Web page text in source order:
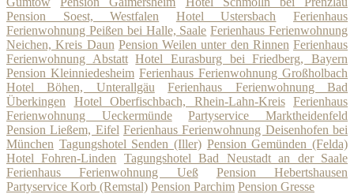
Pension Soest, Westfalen
Hotel Ustersbach
Ferienhaus
Ferienwohnung Peißen bei Halle, Saale Ferienhaus Ferienwohnung
Neichen, Kreis Daun Pension Weilen unter den Rinnen Ferienhaus
Ferienwohnung Abstatt Hotel Eurasburg bei Friedberg, Bayern
Pension Kleinniedesheim Ferienhaus Ferienwohnung Großholbach
Hotel Böhen, Unterallgäu
Ferienhaus Ferienwohnung Bad
Überkingen
Hotel Oberfischbach, Rhein-Lahn-Kreis
Ferienhaus
Ferienwohnung Ueckermünde
Partyservice Marktheidenfeld
Pension Ließem, Eifel Ferienhaus Ferienwohnung Deisenhofen bei
München Tagungshotel Senden (Iller) Pension Gemünden (Felda)
Hotel Fohren-Linden
Tagungshotel Bad Neustadt an der Saale
Ferienhaus Ferienwohnung Ueß
Pension Hebertshausen
Partyservice Korb (Remstal) Pension Parchim Pension Gresse